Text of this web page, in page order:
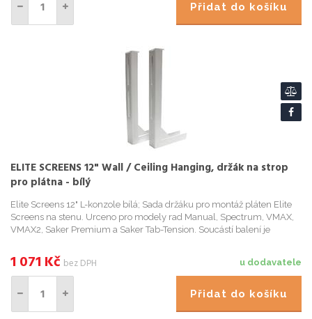
Přidat do košíku
ELITE SCREENS 12" Wall / Ceiling Hanging, držák na strop
pro plátna - bílý
Elite Screens 12" L-konzole bílá; Sada držáku pro montáž pláten Elite
Screens na stenu. Urceno pro modely rad Manual, Spectrum, VMAX,
VMAX2, Saker Premium a Saker Tab-Tension. Soucástí balení je
u dodavatele
1 071 Kč bez DPH
Přidat do košíku